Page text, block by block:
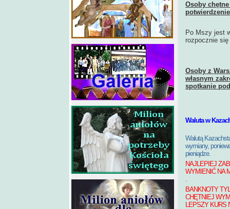
Osoby
Po Mszy jest
rozpocznie
Osoby z
własnym
spotkanie
Waluta w
Walutą
wymiany,
pieniądze.
NAJLEPIEJ
WYMIENIĆ NA
.
BANKNOTY
CHĘTNIEJ
LEPSZY KURS